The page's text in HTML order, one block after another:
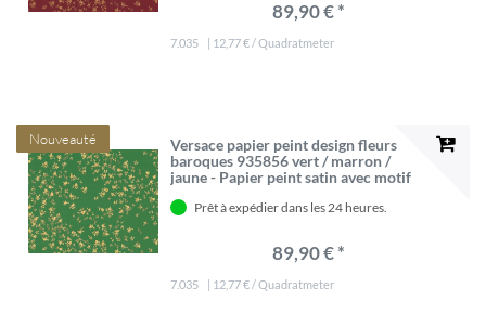
89,90 € *
7.035 | 12,77 € / Quadratmeter
Nouveauté
Versace papier peint design fleurs
baroques 935856 vert / marron /
jaune - Papier peint satin avec motif
Prêt à expédier dans les 24 heures.
89,90 € *
7.035 | 12,77 € / Quadratmeter